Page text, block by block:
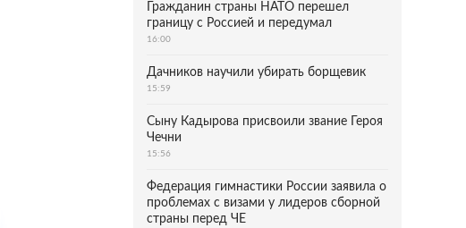
Гражданин страны НАТО перешел
границу с Россией и передумал
16:00
Дачников научили убирать борщевик
15:59
Сыну Кадырова присвоили звание Героя
Чечни
15:56
Федерация гимнастики России заявила о
проблемах с визами у лидеров сборной
страны перед ЧЕ